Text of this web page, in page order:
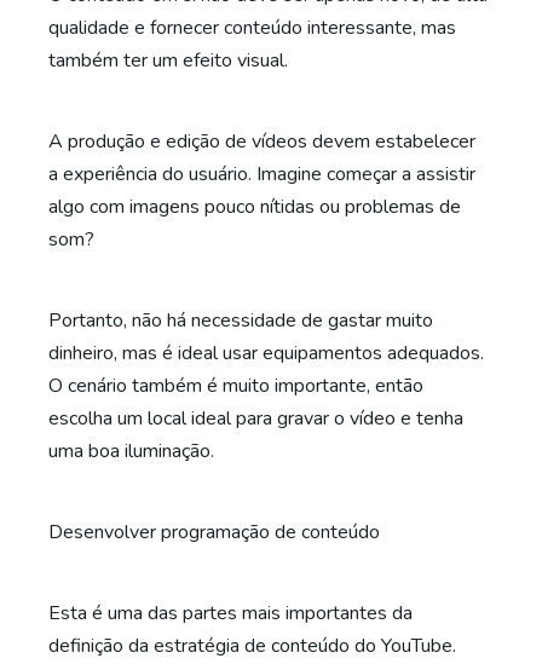
qualidade e fornecer conteúdo interessante, mas
também ter um efeito visual.
A produção e edição de vídeos devem estabelecer
a experiência do usuário. Imagine começar a assistir
algo com imagens pouco nítidas ou problemas de
som?
Portanto, não há necessidade de gastar muito
dinheiro, mas é ideal usar equipamentos adequados.
O cenário também é muito importante, então
escolha um local ideal para gravar o vídeo e tenha
uma boa iluminação.
Desenvolver programação de conteúdo
Esta é uma das partes mais importantes da
definição da estratégia de conteúdo do YouTube.